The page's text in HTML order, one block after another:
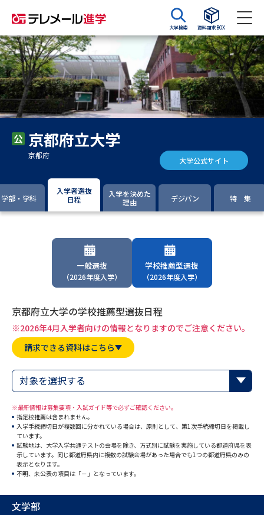
大学検索 資料請求BOX
資料請求 資料検索
大学・短大の資料種類から請求
大学パンフ
集要項＆願書
大学入学共通テスト利用選抜の
過去問題集
大学・短大以外の資料から請求
大学院の資料請求
大学入学共通テスト「受験上の
配慮案内」の請求
高等学校卒業程度認定試験
高等学校（情報）教員資格認定
大学研究 大学検索
京都府立大学
京都府 大学公式サイト
学部・学科
入学者選抜
日程
入学を決めた
理由
デジパン 特 集
一般選抜
（2026年度入学）
学校推薦型選抜
（2026年度入学）
京都府立大学の学校推薦型選抜日程
※2026年4月入学者向けの情報となりますのでご注意ください。
請求できる資料はこちら
対象を選択する
※最新情報は募集要項・入試ガイド等で必ずご確認ください。
指定校推薦は含まれません。
入学手続締切日が複数回に分かれている場合は、原則として、第1次手続締切日を掲載し
ています。
試験地は、大学入学共通テストの会場を除き、方式別に試験を実施している都道府県を表
示しています。同じ都道府県内に複数の試験会場があった場合でも1つの都道府県のみの
表示となります。
不明、未公表の項目は「－」となっています。
文学部